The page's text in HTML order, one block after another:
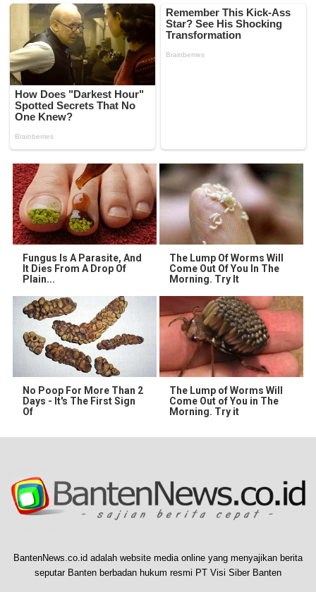
Fungus Is A Parasite, And
It Dies From A Drop Of
Plain...
The Lump Of Worms Will
Come Out Of You In The
Morning. Try It
No Poop For More Than 2
Days - It's The First Sign
Of
The Lump of Worms Will
Come Out of You in The
Morning. Try it
BantenNews.co.id adalah website media online yang menyajikan berita
seputar Banten berbadan hukum resmi PT Visi Siber Banten